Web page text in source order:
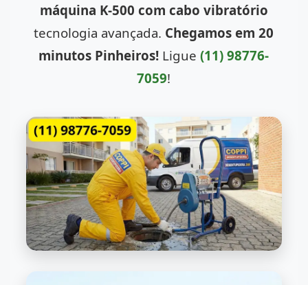
máquina K-500 com cabo vibratório
tecnologia avançada. Chegamos em 20
minutos Pinheiros! Ligue(11) 98776-
7059!